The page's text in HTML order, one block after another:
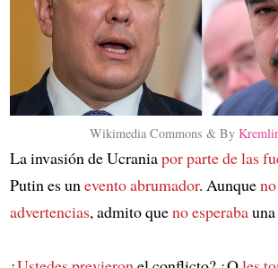
Wikimedia Commons & By
La invasión de Ucraniapor parte de las
Putin es unevento abrumador. Aunque
advertencias, admito queno esperabauna